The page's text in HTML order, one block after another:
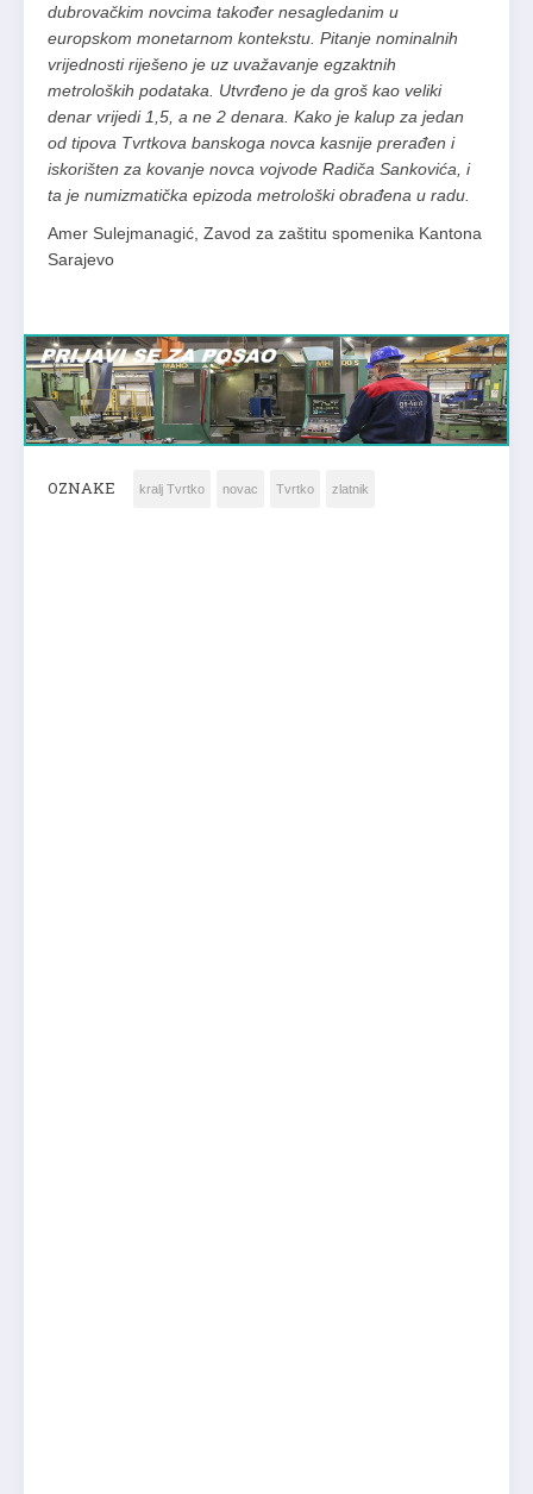
dubrovačkim novcima također nesagledanim u
europskom monetarnom kontekstu. Pitanje nominalnih
vrijednosti riješeno je uz uvažavanje egzaktnih
metroloških podataka. Utvrđeno je da groš kao veliki
denar vrijedi 1,5, a ne 2 denara. Kako je kalup za jedan
od tipova Tvrtkova banskoga novca kasnije prerađen i
iskorišten za kovanje novca vojvode Radiča Sankovića, i
ta je numizmatička epizoda metrološki obrađena u radu.
Amer Sulejmanagić, Zavod za zaštitu spomenika Kantona
Sarajevo
OZNAKE kralj Tvrtko novac Tvrtko zlatnik